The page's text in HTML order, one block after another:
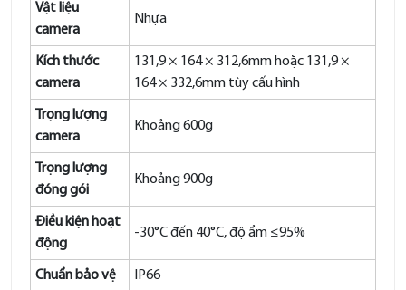
Vật liệu
camera
Nhựa
Kích thước
camera
131,9 × 164 × 312,6mm hoặc 131,9 ×
164 × 332,6mm tùy cấu hình
Trọng lượng
camera
Khoảng 600g
Trọng lượng
đóng gói
Khoảng 900g
Điều kiện hoạt
động
-30°C đến 40°C, độ ẩm ≤95%
Chuẩn bảo vệ IP66